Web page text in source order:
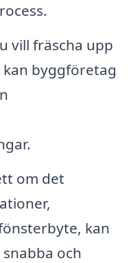
vill fräscha upp
byggföretag
om det
kan
och